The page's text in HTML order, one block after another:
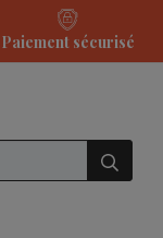
Paiement sécurisé